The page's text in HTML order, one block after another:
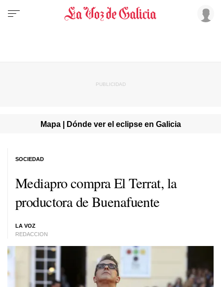
Mapa | Dónde ver el eclipse en Galicia
Mediapro compra El Terrat, la
productora de Buenafuente
LA VOZ
REDACCION
SOCIEDAD